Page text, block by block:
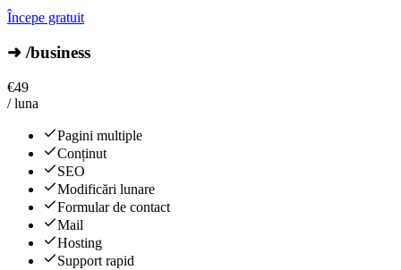
Începe gratuit
➜ /business
€49
/ luna
Pagini multiple
Conținut
SEO
Modificări lunare
Formular de contact
Mail
Hosting
Support rapid